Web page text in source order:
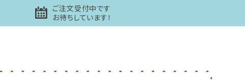
ご注文受付中です
お待ちしています！